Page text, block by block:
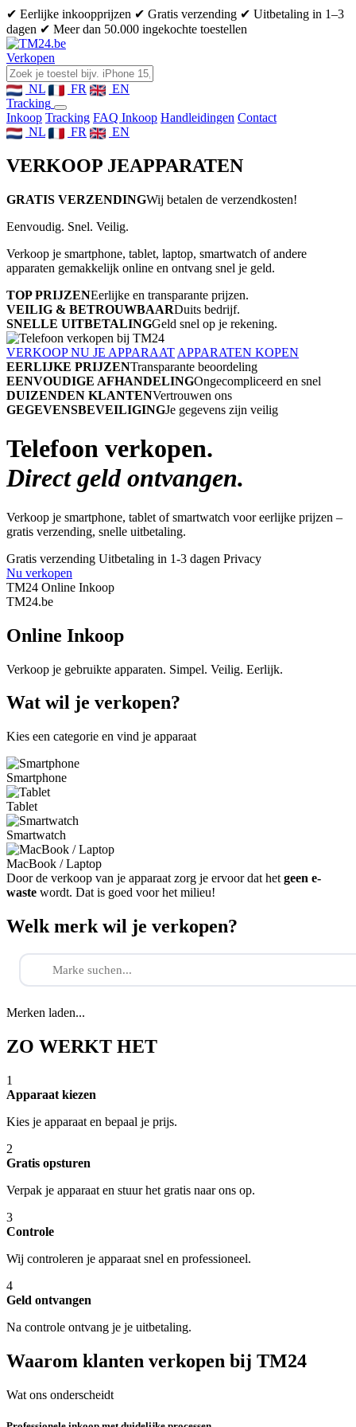
✔ Eerlijke inkoopprijzen ✔ Gratis verzending ✔ Uitbetaling in 1–3
dagen ✔ Meer dan 50.000 ingekochte toestellen
Verkopen
NL FR
EN
Tracking
Inkoop Tracking FAQ Inkoop Handleidingen Contact
NL
FR EN
VERKOOP JEAPPARATEN
GRATIS VERZENDINGWij betalen de verzendkosten!
Eenvoudig. Snel. Veilig.
Verkoop je smartphone, tablet, laptop, smartwatch of andere
apparaten gemakkelijk online en ontvang snel je geld.
TOP PRIJZENEerlijke en transparante prijzen.
VEILIG & BETROUWBAARDuits bedrijf.
SNELLE UITBETALINGGeld snel op je rekening.
VERKOOP NU JE APPARAAT APPARATEN KOPEN
EERLIJKE PRIJZENTransparante beoordeling
EENVOUDIGE AFHANDELINGOngecompliceerd en snel
DUIZENDEN KLANTENVertrouwen ons
GEGEVENSBEVEILIGINGJe gegevens zijn veilig
Telefoon verkopen.
Direct geld ontvangen.
Verkoop je smartphone, tablet of smartwatch voor eerlijke prijzen –
gratis verzending, snelle uitbetaling.
Gratis verzending Uitbetaling in 1-3 dagen Privacy
Nu verkopen
TM24 Online Inkoop
TM24.be
Online Inkoop
Verkoop je gebruikte apparaten. Simpel. Veilig. Eerlijk.
Wat wil je verkopen?
Kies een categorie en vind je apparaat
Smartphone
Tablet
Smartwatch
MacBook / Laptop
Door de verkoop van je apparaat zorg je ervoor dat het geen e-
waste wordt. Dat is goed voor het milieu!
Welk merk wil je verkopen?
Merken laden...
ZO WERKT HET
1
Apparaat kiezen
Kies je apparaat en bepaal je prijs.
2
Gratis opsturen
Verpak je apparaat en stuur het gratis naar ons op.
3
Controle
Wij controleren je apparaat snel en professioneel.
4
Geld ontvangen
Na controle ontvang je je uitbetaling.
Waarom klanten verkopen bij TM24
Wat ons onderscheidt